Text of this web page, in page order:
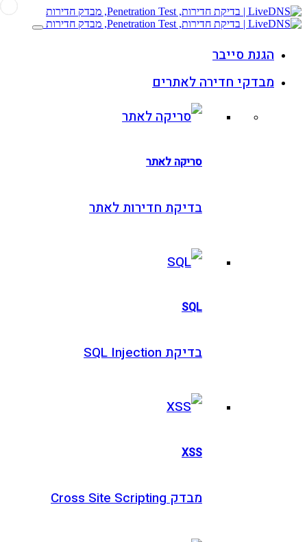
סייבר
חדירה לאתרים
סריקה לאתר
בדיקת חדירות לאתר
בדיקת SQL Injection